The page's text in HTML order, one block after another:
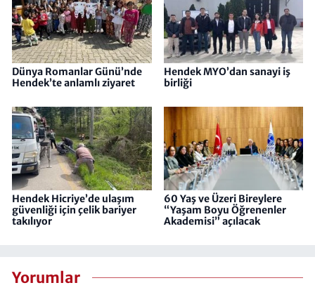
Dünya Romanlar Günü’nde
Hendek’te anlamlı ziyaret
Hendek MYO’dan sanayi iş
birliği
Hendek Hicriye’de ulaşım
güvenliği için çelik bariyer
takılıyor
60 Yaş ve Üzeri Bireylere
“Yaşam Boyu Öğrenenler
Akademisi” açılacak
Yorumlar